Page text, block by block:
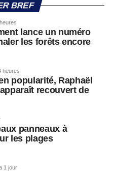
BREF
lance un numéro
les forêts encore
heures
popularité, Raphaël
recouvert de
panneaux à
les plages
1 jour